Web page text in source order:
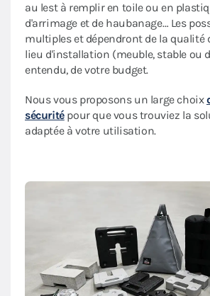
au lest à remplir en toile ou en
d'arrimage et de haubanage… Les
multiples et dépendront de la qualité
lieu d'installation (meuble, stable ou
entendu, de votre budget.
Nous vous proposons un large choix
sécuritépour que vous trouviez la
adaptée à votre utilisation.